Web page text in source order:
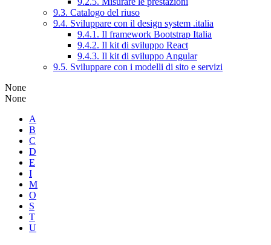
9.3. Catalogo del riuso
9.4. Sviluppare con il design system .italia
9.4.1. Il framework Bootstrap Italia
9.4.2. Il kit di sviluppo React
9.4.3. Il kit di sviluppo Angular
9.5. Sviluppare con i modelli di sito e servizi
None
None
A
B
C
D
E
I
M
O
S
T
U